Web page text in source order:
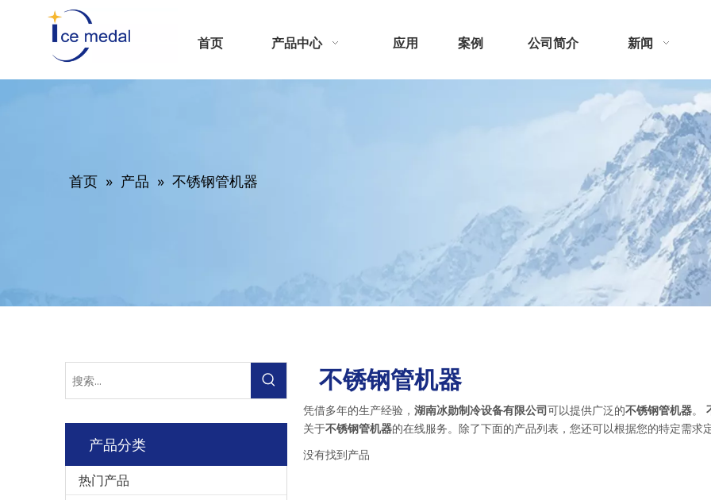
首页 产品中心 应用 案例 公司简介 新闻
首页 » 产品 » 不锈钢管机器
产品分类
热门产品
不锈钢管机器
凭借多年的生产经验， 湖南冰勋制冷设备有限公司可以提供广泛的不锈钢管机器。
关于不锈钢管机器的在线服务。除了下面的产品列表，您还可以根据您的特定需求
没有找到产品